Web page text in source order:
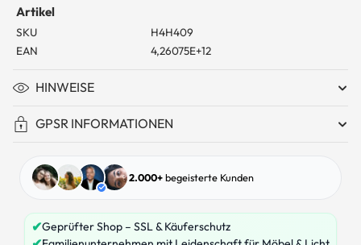
Artikel
SKU
H4H409
EAN
4,26075E+12
HINWEISE
GPSR INFORMATIONEN
2.000+begeisterte Kunden
✔Geprüfter Shop – SSL & Käuferschutz